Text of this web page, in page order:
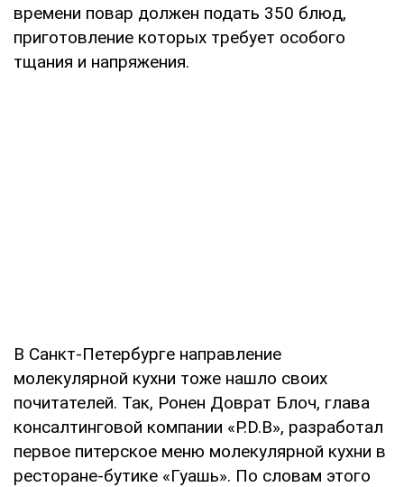
времени повар должен подать 350 блюд,
приготовление которых требует особого
тщания и напряжения.
В Санкт-Петербурге направление
молекулярной кухни тоже нашло своих
почитателей. Так, Ронен Доврат Блоч, глава
консалтинговой компании «P.D.B», разработал
первое питерское меню молекулярной кухни в
ресторане-бутике «Гуашь». По словам этого